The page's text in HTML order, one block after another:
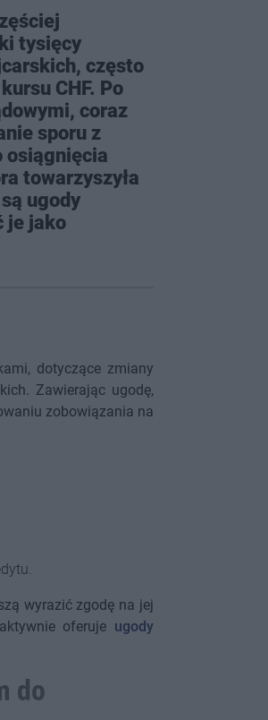
tysięcy
często
CHF. Po
coraz
sporu z
osiągnięcia
towarzyszyła
ugody
je jako
dotyczące zmiany
Zawierając ugodę,
zobowiązania na
wyrazić zgodę na jej
oferuje ugody
do